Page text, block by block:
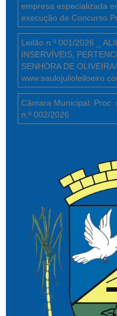
empresa especializada
execução de Concurso
Leilão n.º 001/2026 _
INSERVÍVEIS,
SENHORA DE
Câmara Municipal: Proc.
n.º 002/2026